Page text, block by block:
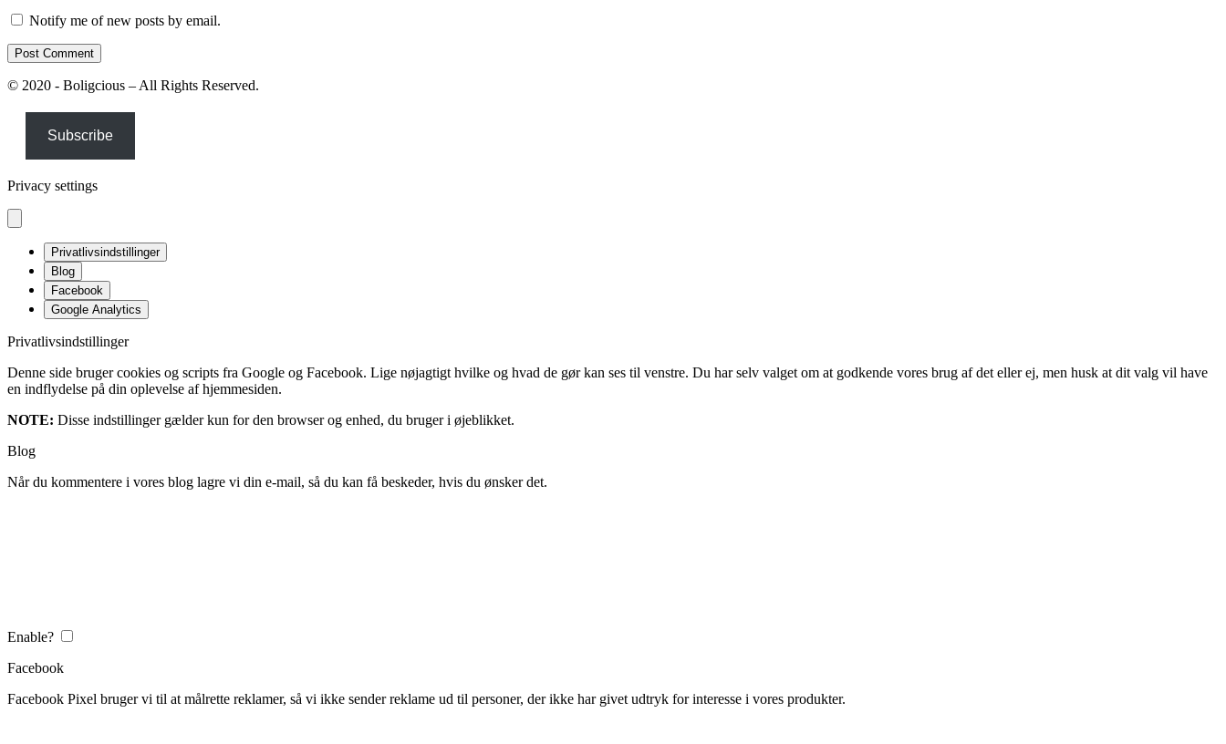
Notify me of new posts by email.
© 2020 - Boligcious – All Rights Reserved.
Subscribe
Privacy settings
Privatlivsindstillinger
Blog
Facebook
Google Analytics
Privatlivsindstillinger
Denne side bruger cookies og scripts fra Google og Facebook. Lige nøjagtigt hvilke og hvad de gør kan ses til venstre. Du har selv valget om at godkende vores brug af det eller ej, men husk at dit valg vil have
en indflydelse på din oplevelse af hjemmesiden.
NOTE: Disse indstillinger gælder kun for den browser og enhed, du bruger i øjeblikket.
Blog
Når du kommentere i vores blog lagre vi din e-mail, så du kan få beskeder, hvis du ønsker det.
Enable?
Facebook
Facebook Pixel bruger vi til at målrette reklamer, så vi ikke sender reklame ud til personer, der ikke har givet udtryk for interesse i vores produkter.